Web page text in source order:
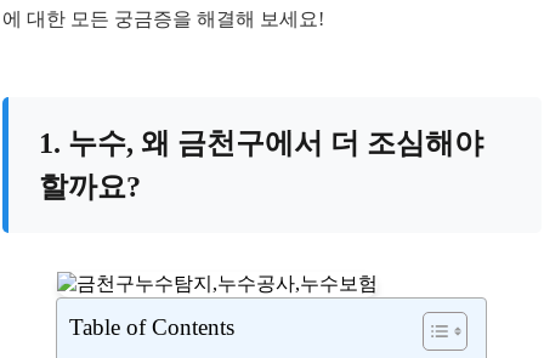
에 대한 모든 궁금증을 해결해 보세요!
1. 누수, 왜 금천구에서 더 조심해야
할까요?
Table of Contents